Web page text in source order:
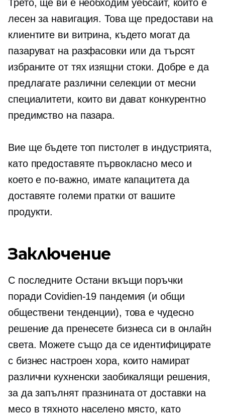
Трето, ще ви е необходим уебсайт, който е
лесен за навигация. Това ще предостави на
клиентите ви витрина, където могат да
пазаруват на разфасовки или да търсят
избраните от тях изящни стоки. Добре е да
предлагате различни селекции от месни
специалитети, които ви дават конкурентно
предимство на пазара.
Вие ще бъдете топ пистолет в индустрията,
като предоставяте първокласно месо и
което е по-важно, имате капацитета да
доставяте големи пратки от вашите
продукти.
Заключение
С последните Остани вкъщи поръчки
поради Covidien-19 пандемия (и общи
обществени тенденции), това е чудесно
решение да пренесете бизнеса си в онлайн
света. Можете също да се идентифицирате
с бизнес настроен хора, които намират
различни кухненски заобикалящи решения,
за да запълнят празнината от доставки на
месо в тяхното населено място, като